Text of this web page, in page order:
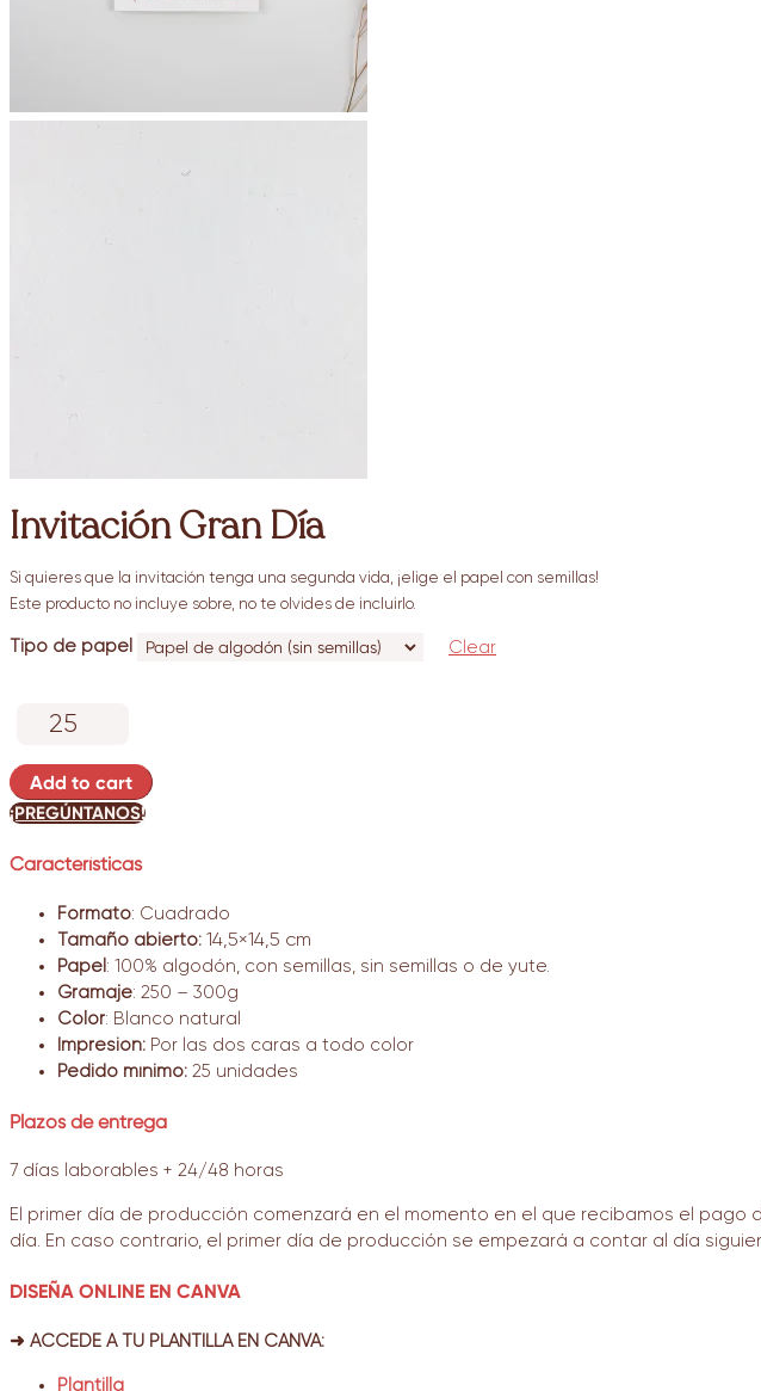
Invitación Gran Día
Si quieres que la invitación tenga una segunda vida, ¡elige el papel con semillas!
Este producto no incluye sobre, no te olvides de incluirlo.
Tipo de papel Clear
Gran
quantity
Add to cart
¡PREGÚNTANOS!
Características
Formato: Cuadrado
Tamaño abierto: 14,5×14,5 cm
Papel : 100% algodón, con semillas, sin semillas o de yute.
Gramaje: 250 – 300g
Color: Blanco natural
Impresión: Por las dos caras a todo color
Pedido mínimo: 25 unidades
Plazos de entrega
7 días laborables + 24/48 horas
El primer día de producción comenzará en el momento en el que recibamos el
día. En caso contrario, el primer día de producción se empezará a contar al día
DISEÑA ONLINE EN CANVA
➜ ACCEDE A TU PLANTILLA EN CANVA:
Plantilla